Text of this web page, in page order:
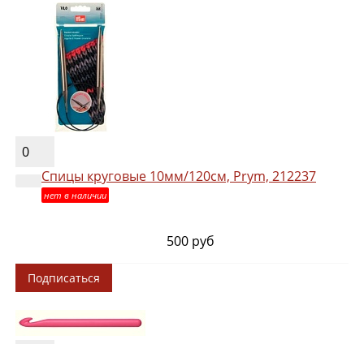
0
Спицы круговые 10мм/120см, Prym, 212237
нет в наличии
500 руб
Подписаться